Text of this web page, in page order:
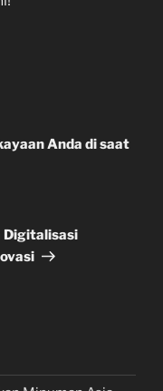
Anda di saat
Digitalisasi